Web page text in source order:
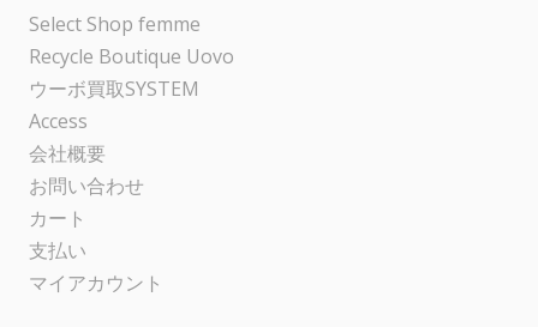
ョ
ン
Select Shop femme
Recycle Boutique Uovo
ウーボ買取SYSTEM
Access
会社概要
お問い合わせ
カート
支払い
マイアカウント